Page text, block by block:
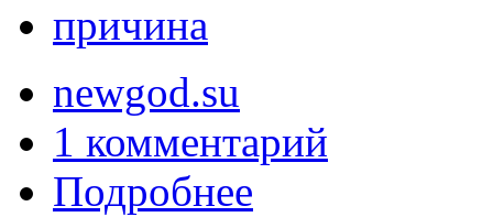
причина
newgod.su
1 комментарий
Подробнее